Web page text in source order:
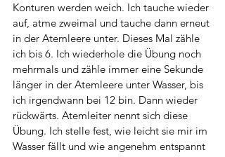
Konturen werden weich. Ich tauche wieder
auf, atme zweimal und tauche dann erneut
in der Atemleere unter. Dieses Mal zähle
ich bis 6. Ich wiederhole die Übung noch
mehrmals und zähle immer eine Sekunde
länger in der Atemleere unter Wasser, bis
ich irgendwann bei 12 bin. Dann wieder
rückwärts. Atemleiter nennt sich diese
Übung. Ich stelle fest, wie leicht sie mir im
Wasser fällt und wie angenehm entspannt